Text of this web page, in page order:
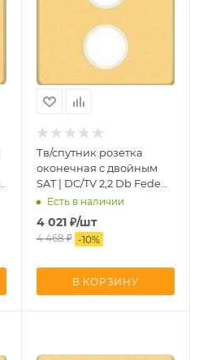
Тв/спутник розетка
оконечная с двойным
SAT | DC/TV 2,2 Db Fede
FD04316OR-A | FD011F |
FD16-BAST
Есть в наличии
4 021₽/шт
4 468₽ -10%
В КОРЗИНУ